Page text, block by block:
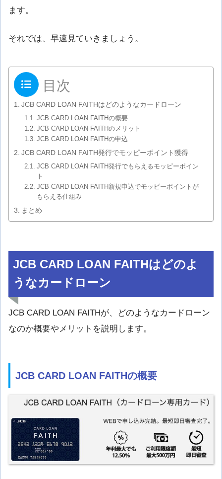
ます。
それでは、早速見ていきましょう。
目次
JCB CARD LOAN FAITHはどのようなカードローン
JCB CARD LOAN FAITHの概要
JCB CARD LOAN FAITHのメリット
JCB CARD LOAN FAITHの申込
JCB CARD LOAN FAITH発行でモッピーポイント獲得
JCB CARD LOAN FAITH発行でもらえるモッピーポイン
ト
JCB CARD LOAN FAITH新規申込でモッピーポイントが
もらえる仕組み
まとめ
JCB CARD LOAN FAITHはどのよ
うなカードローン
JCB CARD LOAN FAITHが、どのようなカードローン
なのか概要やメリットを説明します。
JCB CARD LOAN FAITHの概要